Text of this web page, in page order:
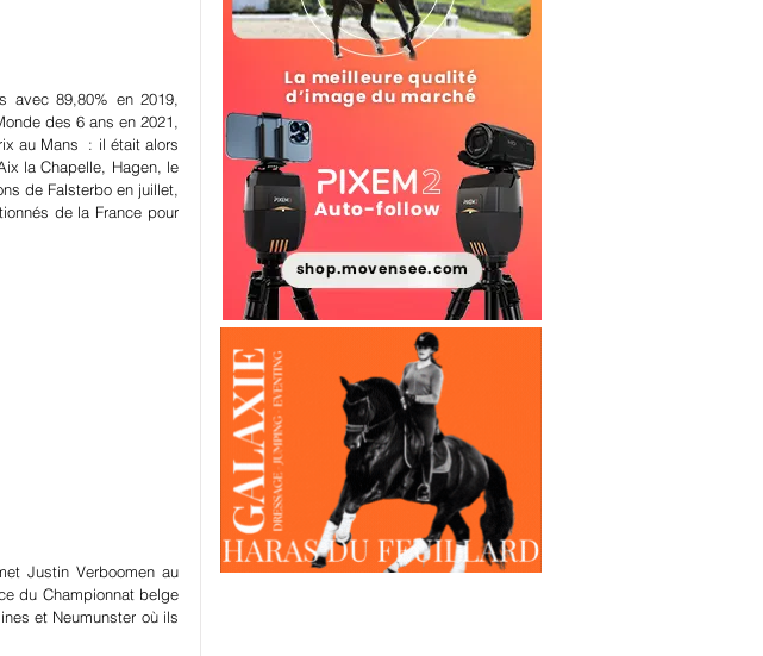
avec 89,80% en 2019,
des 6 ans en 2021,
au Mans  : il était alors
la Chapelle, Hagen, le
de Falsterbo en juillet,
de la France pour
Justin Verboomen au
du Championnat belge
et Neumunster où ils